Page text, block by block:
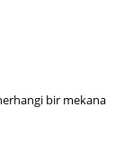
bir mekana